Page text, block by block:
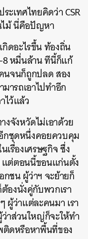
ะเทศไทยคิดว่า CSR
ม้ นี่คือปัญหา
ดอะไรขึ้น ท้องถิ่น
8 หมื่นล้าน ทีนี้ก็แก้
นจนก็ถูกปลด สอง
ารถเอาไปทำอีก
ไว้แล้ว
จังหวัดไม่เอาด้วย
กชุดหนึ่งคอยควบคุม
เรื่องเศรษฐกิจ ซึ่ง
แต่ตอนนี้ขอนแก่นตั้ง
กชน ผู้ว่าฯ จะย้ายก็
องนั่งคู่กับพวกเรา
ผู้ว่าแต่ละคนมา เรา
าส่วนใหญ่ก็จะให้ทำ
ติดหรือหาพื้นที่ของ